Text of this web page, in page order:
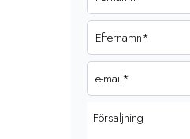
Försäljning